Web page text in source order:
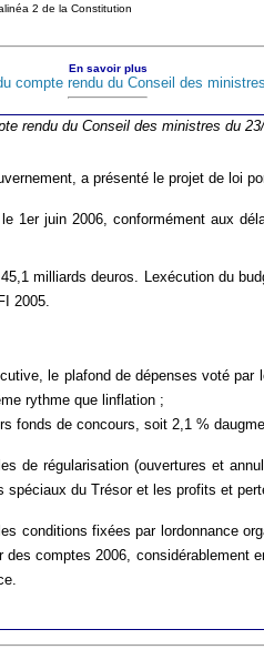
2 de la Constitution
En savoir plus
compte rendu du Conseil des ministres
rendu du Conseil des ministres du
a présenté le projet de loi
1er juin 2006, conformément aux
milliards deuros. Lexécution du
2005.
le plafond de dépenses voté
rythme que linflation ;
fonds de concours, soit 2,1 %
de régularisation (ouvertures et
du Trésor et les profits et
conditions fixées par lordonnance
comptes 2006, considérablement